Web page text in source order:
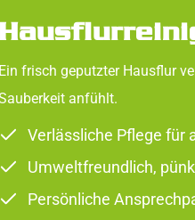
Ein frisch geputzter Hausflur
anfühlt.
Verlässliche Pflege für
Umweltfreundlich,
Persönliche